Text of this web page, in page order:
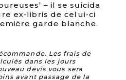
– il se suicida
ex-libris de celui-ci
garde blanche.
Les frais de
dans les jours
devis vous sera
avant passage de la